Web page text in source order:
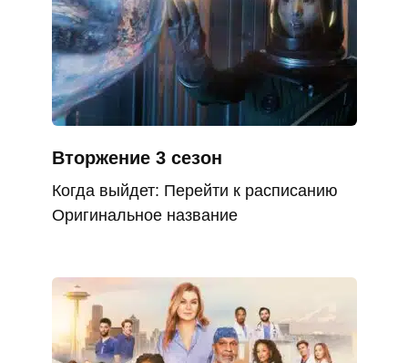
Вторжение 3 сезон
Когда выйдет: Перейти к расписанию
Оригинальное название